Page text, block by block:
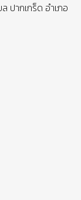
ปากเกร็ด อำเภอ